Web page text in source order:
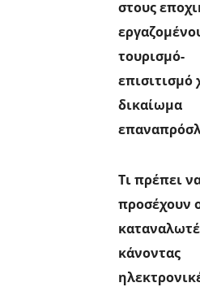
στους
τουρισμό-
επισιτισμό
δικαίωμα
Τι πρέπει
προσέχουν
κάνοντας